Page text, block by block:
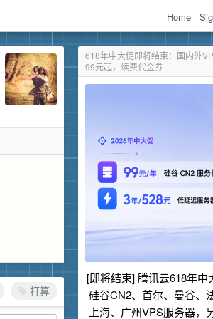
Home
618年中大促即将结束：国内外
99元起，续费代金券
[即将结束] 腾讯云618年中
硅谷CN2、首尔、曼谷、
上海、广州VPS服务器，
打算